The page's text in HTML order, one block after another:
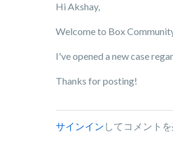
Hi Akshay,
Welcome to Box
I've opened a new case
Thanks for posting!
サインイン してコメント